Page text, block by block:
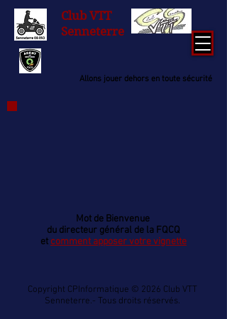
Club VTT
Senneterre
Allons jouer dehors en toute sécurité
Mot de Bienvenue
du directeur général de la FQCQ
et comment apposervotrevignette
Copyright CPInformatique © 2026 Club VTT
Senneterre.- Tous droits réservés.